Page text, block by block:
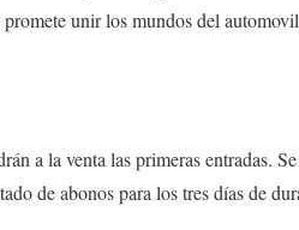
unir los mundos del
a la venta las primeras entradas.
de abonos para los tres días de